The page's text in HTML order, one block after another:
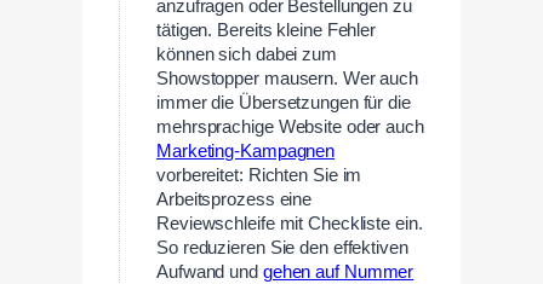
anzufragen oder Bestellungen zu
tätigen. Bereits kleine Fehler
können sich dabei zum
Showstopper mausern. Wer auch
immer die Übersetzungen für die
mehrsprachige Website oder auch
Marketing-Kampagnen
vorbereitet: Richten Sie im
Arbeitsprozess eine
Reviewschleife mit Checkliste ein.
So reduzieren Sie den effektiven
Aufwand und gehen auf Nummer